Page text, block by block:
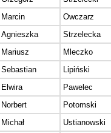
Marcin Owczarz
Agnieszka Strzelecka
Mariusz Mleczko
Sebastian Lipiński
Elwira Pawelec
Norbert Potomski
Michał Ustianowski